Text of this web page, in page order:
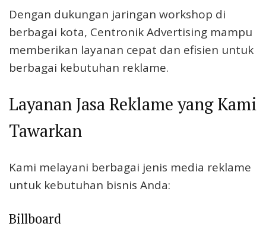
Dengan dukungan jaringan workshop di
berbagai kota, Centronik Advertising mampu
memberikan layanan cepat dan efisien untuk
berbagai kebutuhan reklame.
Layanan Jasa Reklame yang Kami
Tawarkan
Kami melayani berbagai jenis media reklame
untuk kebutuhan bisnis Anda:
Billboard